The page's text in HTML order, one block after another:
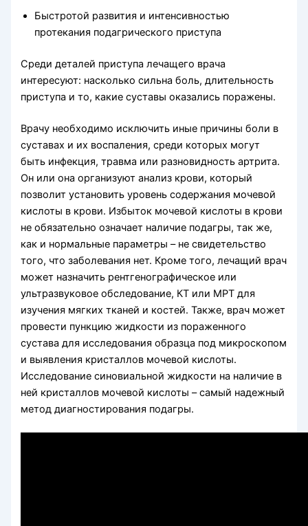
Быстротой развития и интенсивностью
протекания подагрического приступа
Среди деталей приступа лечащего врача
интересуют: насколько сильна боль, длительность
приступа и то, какие суставы оказались поражены.
Врачу необходимо исключить иные причины боли в
суставах и их воспаления, среди которых могут
быть инфекция, травма или разновидность артрита.
Он или она организуют анализ крови, который
позволит установить уровень содержания мочевой
кислоты в крови. Избыток мочевой кислоты в крови
не обязательно означает наличие подагры, так же,
как и нормальные параметры – не свидетельство
того, что заболевания нет. Кроме того, лечащий врач
может назначить рентгенографическое или
ультразвуковое обследование, КТ или МРТ для
изучения мягких тканей и костей. Также, врач может
провести пункцию жидкости из пораженного
сустава для исследования образца под микроскопом
и выявления кристаллов мочевой кислоты.
Исследование синовиальной жидкости на наличие в
ней кристаллов мочевой кислоты – самый надежный
метод диагностирования подагры.